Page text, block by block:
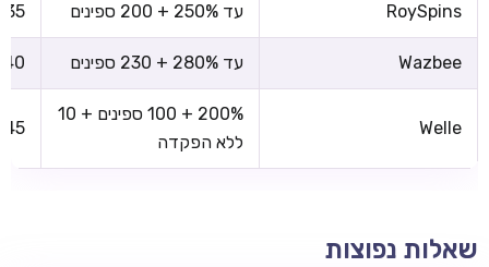
RoySpins עד 250% + 200 ספינים
Wazbee עד 280% + 230 ספינים
Welle
200% + 100 ספינים + 10
ללא הפקדה
שאלות נפוצות